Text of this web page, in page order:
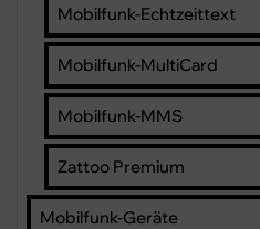
Mobilfunk-Echtzeittext
Mobilfunk-MultiCard
Mobilfunk-MMS
Zattoo Premium
Mobilfunk-Geräte